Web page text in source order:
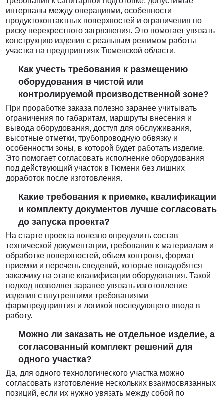
интервалы между операциями, особенности
продуктоконтактных поверхностей и ограничения по
риску перекрестного загрязнения. Это помогает увязать
конструкцию изделия с реальным режимом работы
участка на предприятиях Тюменской области.
Как учесть требования к размещению
оборудования в чистой или
контролируемой производственной зоне?
При проработке заказа полезно заранее учитывать
ограничения по габаритам, маршруты внесения и
вывода оборудования, доступ для обслуживания,
высотные отметки, трубопроводную обвязку и
особенности зоны, в которой будет работать изделие.
Это помогает согласовать исполнение оборудования
под действующий участок в Тюмени без лишних
доработок после изготовления.
Какие требования к приемке, квалификации
и комплекту документов лучше согласовать
до запуска проекта?
На старте проекта полезно определить состав
технической документации, требования к материалам и
обработке поверхностей, объем контроля, формат
приемки и перечень сведений, которые понадобятся
заказчику на этапе квалификации оборудования. Такой
подход позволяет заранее увязать изготовление
изделия с внутренними требованиями
фармпредприятия и логикой последующего ввода в
работу.
Можно ли заказать не отдельное изделие, а
согласованный комплект решений для
одного участка?
Да, для одного технологического участка можно
согласовать изготовление нескольких взаимосвязанных
позиций, если их нужно увязать между собой по